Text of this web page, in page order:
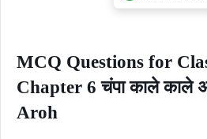
MCQ Questions for
Chapter 6 चंपा काले काले
Aroh